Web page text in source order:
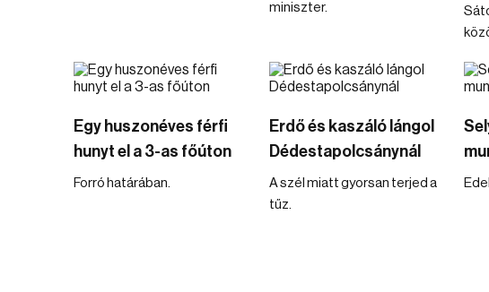
miniszter.
Egy huszonéves férfi
hunyt el a 3-as főúton
Forró határában.
Erdő és kaszáló lángol
Dédestapolcsánynál
A szél miatt gyorsan terjed a
tűz.